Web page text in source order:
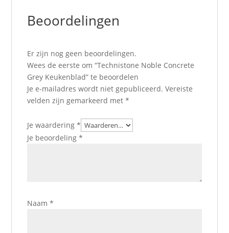
Beoordelingen
Er zijn nog geen beoordelingen.
Wees de eerste om “Technistone Noble Concrete
Grey Keukenblad” te beoordelen
Je e-mailadres wordt niet gepubliceerd. Vereiste
velden zijn gemarkeerd met*
Je waardering*
Je beoordeling*
Naam*